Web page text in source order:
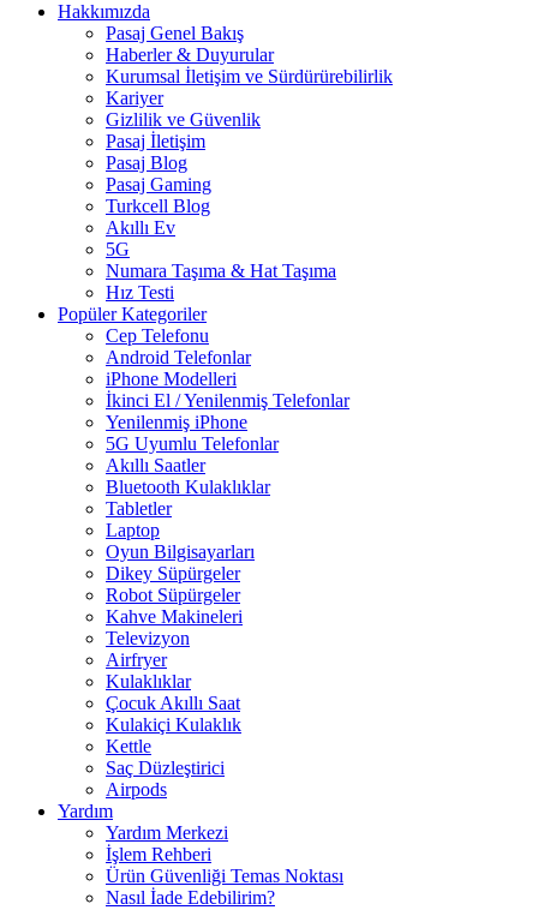
Hakkımızda
Pasaj Genel Bakış
Haberler & Duyurular
Kurumsal İletişim ve Sürdürürebilirlik
Kariyer
Gizlilik ve Güvenlik
Pasaj İletişim
Pasaj Blog
Pasaj Gaming
Turkcell Blog
Akıllı Ev
5G
Numara Taşıma & Hat Taşıma
Hız Testi
Popüler Kategoriler
Cep Telefonu
Android Telefonlar
iPhone Modelleri
İkinci El / Yenilenmiş Telefonlar
Yenilenmiş iPhone
5G Uyumlu Telefonlar
Akıllı Saatler
Bluetooth Kulaklıklar
Tabletler
Laptop
Oyun Bilgisayarları
Dikey Süpürgeler
Robot Süpürgeler
Kahve Makineleri
Televizyon
Airfryer
Kulaklıklar
Çocuk Akıllı Saat
Kulakiçi Kulaklık
Kettle
Saç Düzleştirici
Airpods
Yardım
Yardım Merkezi
İşlem Rehberi
Ürün Güvenliği Temas Noktası
Nasıl İade Edebilirim?